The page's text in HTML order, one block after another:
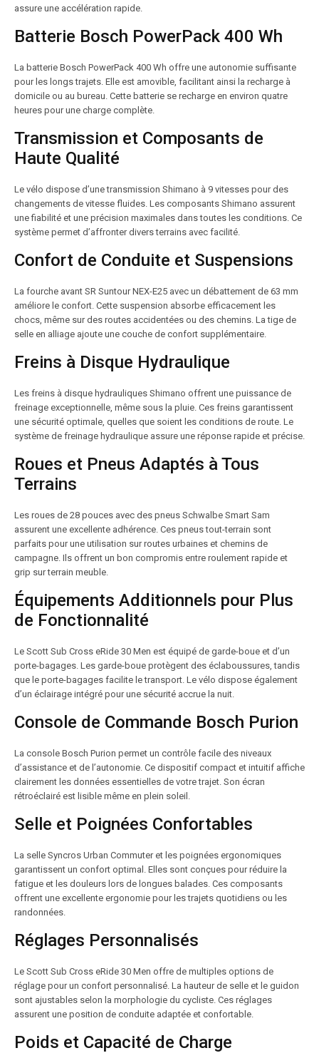
assure une accélération rapide.
Batterie Bosch PowerPack 400 Wh
La batterie Bosch PowerPack 400 Wh offre une autonomie suffisante
pour les longs trajets. Elle est amovible, facilitant ainsi la recharge à
domicile ou au bureau. Cette batterie se recharge en environ quatre
heures pour une charge complète.
Transmission et Composants de
Haute Qualité
Le vélo dispose d’une transmission Shimano à 9 vitesses pour des
changements de vitesse fluides. Les composants Shimano assurent
une fiabilité et une précision maximales dans toutes les conditions. Ce
système permet d’affronter divers terrains avec facilité.
Confort de Conduite et Suspensions
La fourche avant SR Suntour NEX-E25 avec un débattement de 63 mm
améliore le confort. Cette suspension absorbe efficacement les
chocs, même sur des routes accidentées ou des chemins. La tige de
selle en alliage ajoute une couche de confort supplémentaire.
Freins à Disque Hydraulique
Les freins à disque hydrauliques Shimano offrent une puissance de
freinage exceptionnelle, même sous la pluie. Ces freins garantissent
une sécurité optimale, quelles que soient les conditions de route. Le
système de freinage hydraulique assure une réponse rapide et précise.
Roues et Pneus Adaptés à Tous
Terrains
Les roues de 28 pouces avec des pneus Schwalbe Smart Sam
assurent une excellente adhérence. Ces pneus tout-terrain sont
parfaits pour une utilisation sur routes urbaines et chemins de
campagne. Ils offrent un bon compromis entre roulement rapide et
grip sur terrain meuble.
Équipements Additionnels pour Plus
de Fonctionnalité
Le Scott Sub Cross eRide 30 Men est équipé de garde-boue et d’un
porte-bagages. Les garde-boue protègent des éclaboussures, tandis
que le porte-bagages facilite le transport. Le vélo dispose également
d’un éclairage intégré pour une sécurité accrue la nuit.
Console de Commande Bosch Purion
La console Bosch Purion permet un contrôle facile des niveaux
d’assistance et de l’autonomie. Ce dispositif compact et intuitif affiche
clairement les données essentielles de votre trajet. Son écran
rétroéclairé est lisible même en plein soleil.
Selle et Poignées Confortables
La selle Syncros Urban Commuter et les poignées ergonomiques
garantissent un confort optimal. Elles sont conçues pour réduire la
fatigue et les douleurs lors de longues balades. Ces composants
offrent une excellente ergonomie pour les trajets quotidiens ou les
randonnées.
Réglages Personnalisés
Le Scott Sub Cross eRide 30 Men offre de multiples options de
réglage pour un confort personnalisé. La hauteur de selle et le guidon
sont ajustables selon la morphologie du cycliste. Ces réglages
assurent une position de conduite adaptée et confortable.
Poids et Capacité de Charge